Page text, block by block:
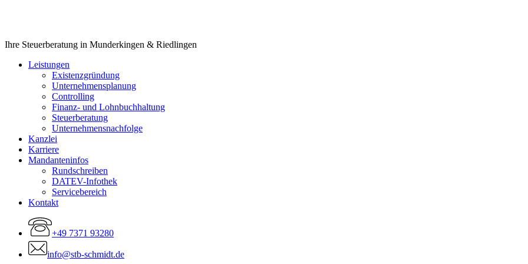
Close
Ihre Steuerberatung in Munderkingen & Riedlingen
Leistungen
Existenzgründung
Unternehmensplanung
Controlling
Finanz- und Lohnbuchhaltung
Steuerberatung
Unternehmensnachfolge
Kanzlei
Karriere
Mandanteninfos
Rundschreiben
DATEV-Infothek
Servicebereich
Kontakt
+49 7371 93280
info@stb-schmidt.de